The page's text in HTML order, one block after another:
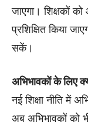
जाएगा। शिक्षकों
प्रशिक्षित किया
सकें।
अभिभावकों के लिए
नई शिक्षा नीति में
अब अभिभावकों को